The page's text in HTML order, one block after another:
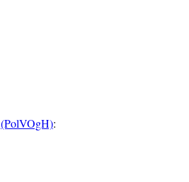
(PolVOgH):